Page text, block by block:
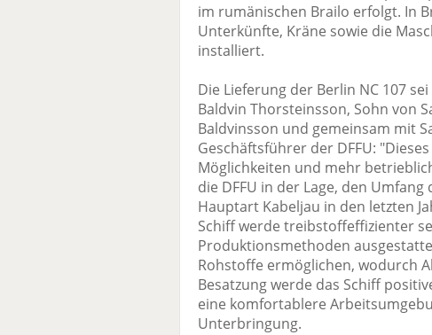
im rumänischen Brailo erfolgt. In
Unterkünfte, Kräne sowie die
installiert.
Die Lieferung der Berlin NC 107
Baldvin Thorsteinsson, Sohn von
Baldvinsson und gemeinsam mit
Geschäftsführer der DFFU:
Möglichkeiten und mehr
die DFFU in der Lage, den
Hauptart Kabeljau in den letzten
Schiff werde treibstoffeffizienter
Produktionsmethoden
Rohstoffe ermöglichen, wodurch
Besatzung werde das Schiff
eine komfortablere
Unterbringung.